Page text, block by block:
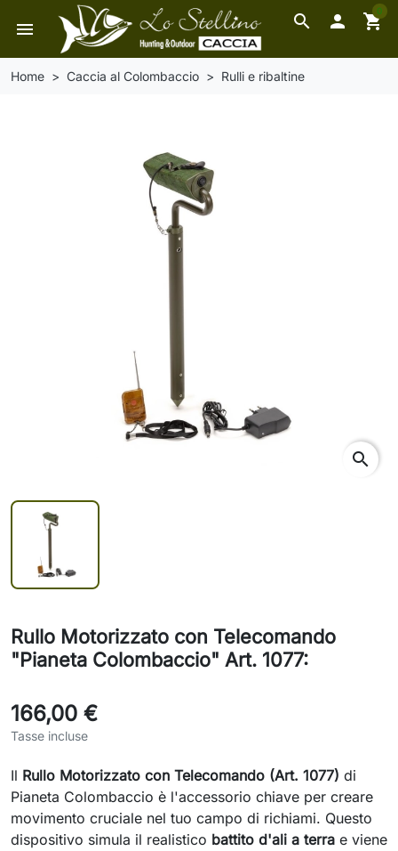
search
menu  shopping_cart
0
Home Caccia al Colombaccio Rulli e ribaltine
search
Rullo Motorizzato con Telecomando
"Pianeta Colombaccio" Art. 1077:
166,00 €
Tasse incluse
Il Rullo Motorizzato con Telecomando (Art. 1077) di
Pianeta Colombaccio è l'accessorio chiave per creare
movimento cruciale nel tuo campo di richiami. Questo
dispositivo simula il realistico battito d'ali a terra e viene